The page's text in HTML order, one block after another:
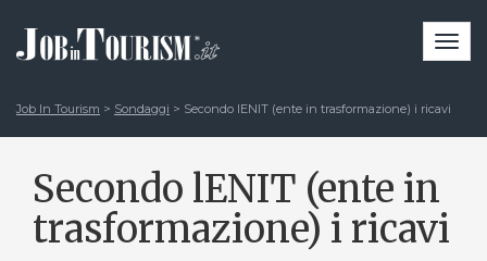
Job In Tourism > Sondaggi > Secondo lENIT (ente in trasformazione) i ricavi
Secondo lENIT (ente in
trasformazione) i ricavi